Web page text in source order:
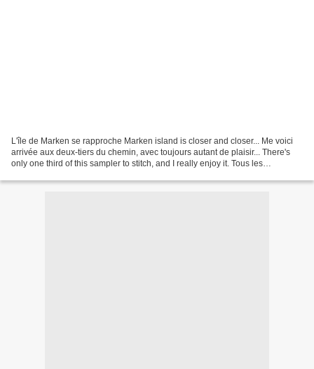
L'île de Marken se rapproche Marken island is closer and closer... Me voici
arrivée aux deux-tiers du chemin, avec toujours autant de plaisir... There's
only one third of this sampler to stitch, and I really enjoy it. Tous les